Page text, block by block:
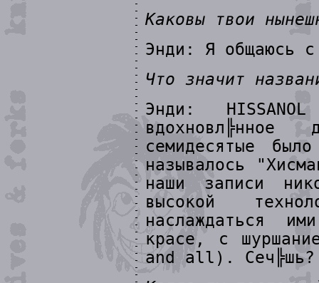
Каковы твои
Энди: Я общаюсь
Что значит
Энди:
семидесятые
называлось
наши записи
высокой
наслаждаться
красе, с
and all). Сеч╠шь?